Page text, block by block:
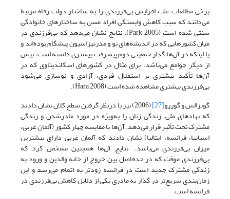
برخی مطالعات علت افزایش بی‌فرزندی را به ساختار دولت رفاه مرتبط
می‌دانند که سبب کاهش وابستگی افراد مسن به ساختارهای خانوادگی
سنتی شده است (Park 2005). نتایج نشان می‌دهد که بی‌فرزندی در
میان کشورهایی که در اندیشه‌های نو و مدرنیزاسیون پیشگام بوده‌اند و
یا اینکه در آن‌ها گذار جمعیتی دوم پیشرفت بیشتری داشته است، بیش
از دیگر جوامع می‌باشد. برای مثال در کشورهای اسکاندیناوی که در
آن‌ها تأکید بیشتری بر استقلال فردی، آزادی و نوسازی می‌شود
بی‌فرزندی بیشتری مشاهده‌ شده است (Hara 2008).
گونزالس و گوررو[27] (2006) نیز با درنظر گرفتن سطح کلان نشان دادند
که نهادهای ملی، زندگی زنان را به‌ویژه در مورد مادرشدن و زندگی
مشترک تحت تأثیر قرار می‌دهد. آن‌ها با مقایسه چهار کشور (آلمان غربی،
اسپانیا، فرانسه، ایتالیا) نشان دادند که آلمان غربی دارای بیشترین
میزان بی‌فرزندی می‌باشد.. نتایج آن‌ها همچنین مشخص کرد که
بی‌فرزندی موقت که در حدفاصل بین خروج از خانه والدین و ورود به
زندگی مشترک جدید است در فرانسه زودتر به اتمام می‌رسد و این
زمان‌بندی سریع‌تر در گذار به مادری یکی از دلایل کاهش بی‌فرزندی در
فرانسه است.